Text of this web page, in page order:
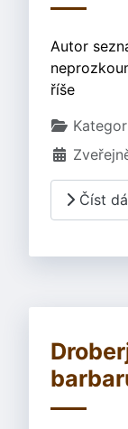
Autor
říše
Základní
Číst